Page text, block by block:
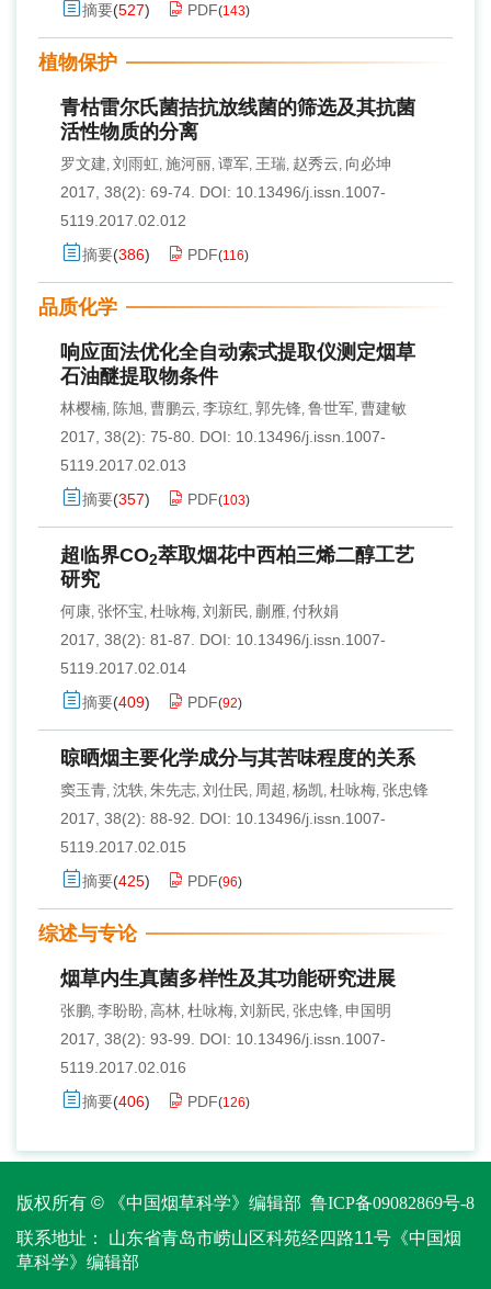
摘要(527) PDF(143)
植物保护
青枯雷尔氏菌拮抗放线菌的筛选及其抗菌
活性物质的分离
罗文建, 刘雨虹, 施河丽, 谭军, 王瑞, 赵秀云, 向必坤
2017, 38(2): 69-74. DOI: 10.13496/j.issn.1007-
5119.2017.02.012
摘要(386) PDF(116)
品质化学
响应面法优化全自动索式提取仪测定烟草
石油醚提取物条件
林樱楠, 陈旭, 曹鹏云, 李琼红, 郭先锋, 鲁世军, 曹建敏
2017, 38(2): 75-80. DOI: 10.13496/j.issn.1007-
5119.2017.02.013
摘要(357) PDF(103)
超临界CO2萃取烟花中西柏三烯二醇工艺
研究
何康, 张怀宝, 杜咏梅, 刘新民, 蒯雁, 付秋娟
2017, 38(2): 81-87.
DOI: 10.13496/j.issn.1007-
5119.2017.02.014
摘要(409) PDF(92)
晾晒烟主要化学成分与其苦味程度的关系
窦玉青, 沈轶, 朱先志, 刘仕民, 周超 , 杨凯, 杜咏梅, 张忠锋
2017, 38(2): 88-92.
DOI: 10.13496/j.issn.1007-
5119.2017.02.015
摘要(425) PDF(96)
综述与专论
烟草内生真菌多样性及其功能研究进展
张鹏, 李盼盼, 高林, 杜咏梅, 刘新民, 张忠锋, 申国明
2017, 38(2): 93-99.
DOI: 10.13496/j.issn.1007-
5119.2017.02.016
摘要(406) PDF(126)
版权所有 © 《中国烟草科学》编辑部 鲁ICP备09082869号-8
联系地址：
山东省青岛市崂山区科苑经四路11号《中国烟
草科学》编辑部